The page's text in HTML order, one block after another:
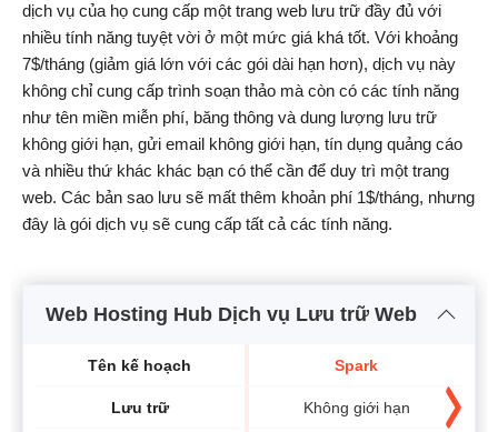
dịch vụ của họ cung cấp một trang web lưu trữ đầy đủ với
nhiều tính năng tuyệt vời ở một mức giá khá tốt. Với khoảng
7$/tháng (giảm giá lớn với các gói dài hạn hơn), dịch vụ này
không chỉ cung cấp trình soạn thảo mà còn có các tính năng
như tên miền miễn phí, băng thông và dung lượng lưu trữ
không giới hạn, gửi email không giới hạn, tín dụng quảng cáo
và nhiều thứ khác khác bạn có thể cần để duy trì một trang
web. Các bản sao lưu sẽ mất thêm khoản phí 1$/tháng, nhưng
đây là gói dịch vụ sẽ cung cấp tất cả các tính năng.
Web Hosting Hub Dịch vụ Lưu trữ Web
Tên kế hoạch
Lưu trữ
Spark
Không giới hạn